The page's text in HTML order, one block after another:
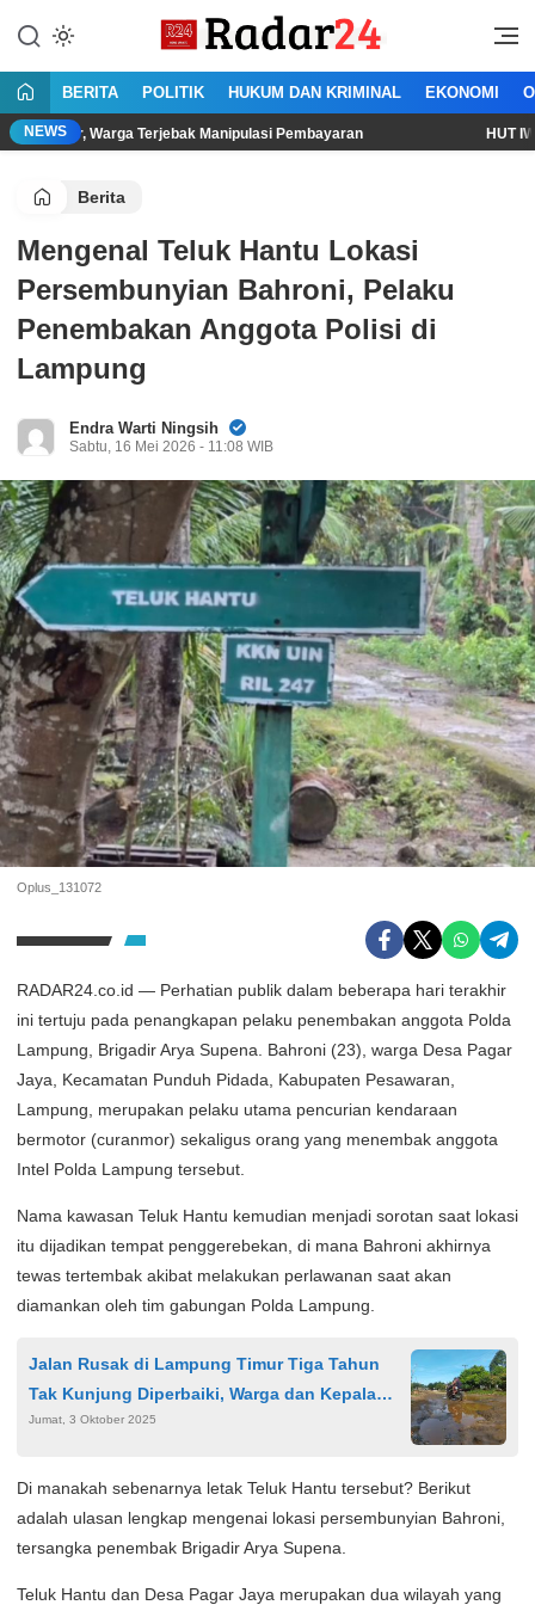
konten
Radar24.co.id
Jujur Lantang Bersuara
BERITA POLITIK HUKUM DAN KRIMINAL EKONOMI
NEWS
Terjebak Manipulasi Pembayaran HUT IWO ke-14:
Berita
Mengenal Teluk Hantu Lokasi
Persembunyian Bahroni, Pelaku
Penembakan Anggota Polisi di
Lampung
Endra Warti Ningsih
Sabtu, 16 Mei 2026 - 11:08 WIB
Oplus_131072
RADAR24.co.id — Perhatian publik dalam beberapa hari terakhir
ini tertuju pada penangkapan pelaku penembakan anggota Polda
Lampung, Brigadir Arya Supena. Bahroni (23), warga Desa Pagar
Jaya, Kecamatan Punduh Pidada, Kabupaten Pesawaran,
Lampung, merupakan pelaku utama pencurian kendaraan
bermotor (curanmor) sekaligus orang yang menembak anggota
Intel Polda Lampung tersebut.
Nama kawasan Teluk Hantu kemudian menjadi sorotan saat lokasi
itu dijadikan tempat penggerebekan, di mana Bahroni akhirnya
tewas tertembak akibat melakukan perlawanan saat akan
diamankan oleh tim gabungan Polda Lampung.
Jalan Rusak di Lampung Timur Tiga Tahun
Tak Kunjung Diperbaiki, Warga dan Kepala
Desa Keluhkan Akses dan Drainase
Jumat, 3 Oktober 2025
Di manakah sebenarnya letak Teluk Hantu tersebut? Berikut
adalah ulasan lengkap mengenai lokasi persembunyian Bahroni,
tersangka penembak Brigadir Arya Supena.
Teluk Hantu dan Desa Pagar Jaya merupakan dua wilayah yang